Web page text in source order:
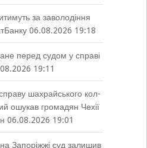
за заволодіння
06.08.2026 19:18
перед судом у справі
19:11
шахрайського кол-
ошукав громадян Чехії
06.08.2026 19:01
Запоріжжі суд залишив